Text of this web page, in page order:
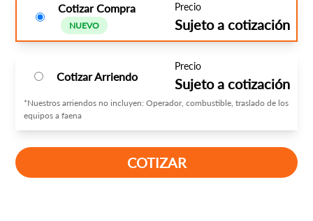
Cotizar Compra
NUEVO
Precio
Sujeto a cotización
Cotizar Arriendo
Precio
Sujeto a cotización
*Nuestros arriendos no incluyen: Operador, combustible, traslado de los
equipos a faena
COTIZAR